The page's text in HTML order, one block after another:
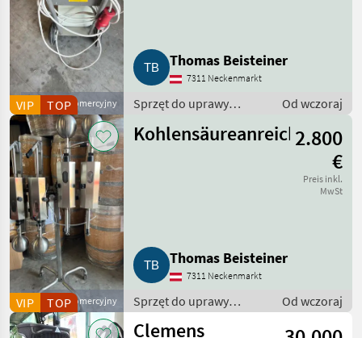
Dostawca komercyjny
VIP TOP
Thomas Beisteiner
7311 Neckenmarkt
Sprzęt do uprawy
winiarni
Od wczoraj
Dostawca komercyjny
VIP TOP
2.800
€
Preis inkl.
MwSt
Thomas Beisteiner
7311 Neckenmarkt
Sprzęt do uprawy
winorośli / Sprzęt dla
winiarni
Od wczoraj
Clemens